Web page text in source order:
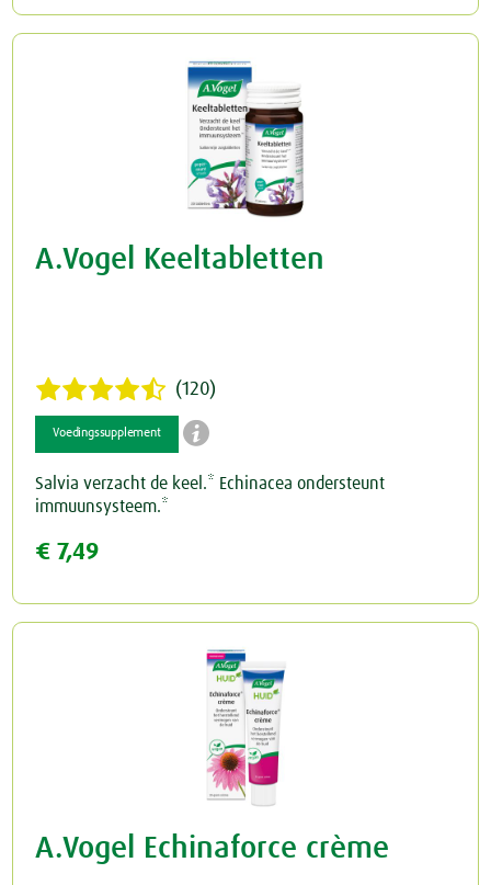
A.Vogel Keeltabletten
(120)
Voedingssupplement 
Salvia verzacht de keel.* Echinacea ondersteunt
immuunsysteem.*
€ 7,49
A.Vogel Echinaforce crème